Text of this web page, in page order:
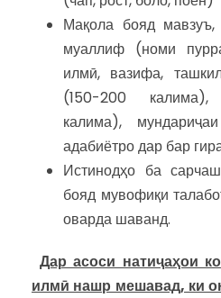
Мақола бояд
муаллиф (номи
илмӣ, вазифа,
(150-200 калима),
калима),
адабиётро дар бар
Истинодҳо ба
бояд мувофиқи
оварда шаванд.
Дар асоси натиҷаҳои
илмӣ нашр мешавад, ки